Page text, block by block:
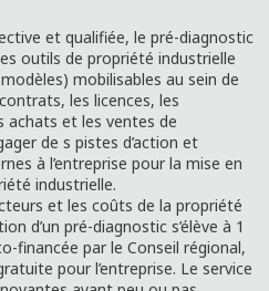
et qualifiée, le pré-diagnostic
outils de propriété industrielle
mobilisables au sein de
les licences, les
achats et les ventes de
de s pistes d’action et
à l’entreprise pour la mise en
industrielle.
et les coûts de la propriété
d’un pré-diagnostic s’élève à 1
financée par le Conseil régional,
pour l’entreprise. Le service